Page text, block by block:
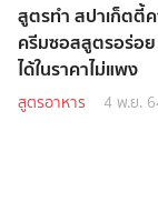
สูตรทำ สปาเก็ตตี้ค
ครีมซอสสูตรอร่อ
ได้ในราคาไม่แพง
สูตรอาหาร 4 พ.ย.